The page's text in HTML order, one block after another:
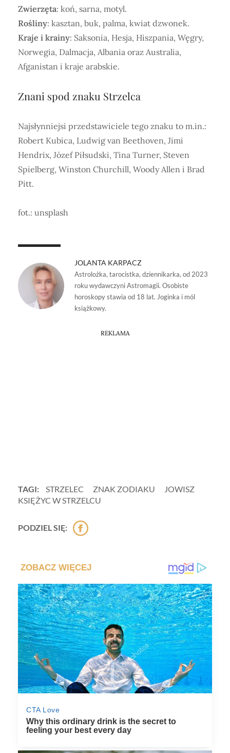
Zwierzęta: koń, sarna, motyl.
Rośliny: kasztan, buk, palma, kwiat dzwonek.
Kraje i krainy: Saksonia, Hesja, Hiszpania, Węgry,
Norwegia, Dalmacja, Albania oraz Australia,
Afganistan i kraje arabskie.
Znani spod znaku Strzelca
Najsłynniejsi przedstawiciele tego znaku to m.in.:
Robert Kubica, Ludwig van Beethoven, Jimi
Hendrix, Józef Piłsudski, Tina Turner, Steven
Spielberg, Winston Churchill, Woody Allen i Brad
Pitt.
fot.: unsplash
JOLANTA KARPACZ
Astrolożka, tarocistka, dziennikarka, od 2023
roku wydawczyni Astromagii. Osobiste
horoskopy stawia od 18 lat. Joginka i mól
książkowy.
REKLAMA
TAGI: STRZELEC ZNAK ZODIAKU
JOWISZ
KSIĘŻYC W STRZELCU
PODZIEL SIĘ: